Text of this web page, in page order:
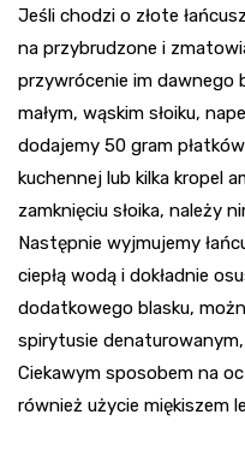
Jeśli chodzi o złote
na przybrudzone i
przywrócenie im dawnego
małym, wąskim słoiku,
dodajemy 50 gram
kuchennej lub kilka kropel
zamknięciu słoika, należy
Następnie wyjmujemy
ciepłą wodą i dokładnie
dodatkowego blasku,
spirytusie
Ciekawym sposobem na
również użycie miękiszem